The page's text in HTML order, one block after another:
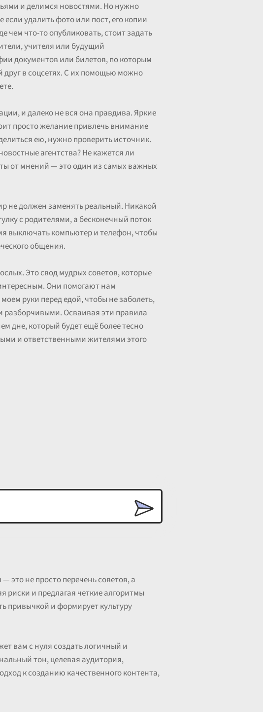
и делимся новостями. Но нужно
удалить фото или пост, его копии
чем что-то опубликовать, стоит задать
учителя или будущий
документов или билетов, по которым
в соцсетях. С их помощью можно
и далеко не вся она правдива. Яркие
просто желание привлечь внимание
ею, нужно проверить источник.
агентства? Не кажется ли
от мнений — это один из самых важных
не должен заменять реальный. Никакой
с родителями, а бесконечный поток
выключать компьютер и телефон, чтобы
общения.
Это свод мудрых советов, которые
Они помогают нам
руки перед едой, чтобы не заболеть,
Осваивая эти правила
дне, который будет ещё более тесно
и ответственными жителями этого
не просто перечень советов, а
риски и предлагая четкие алгоритмы
привычкой и формирует культуру
вам с нуля создать логичный и
тон, целевая аудитория,
к созданию качественного контента,